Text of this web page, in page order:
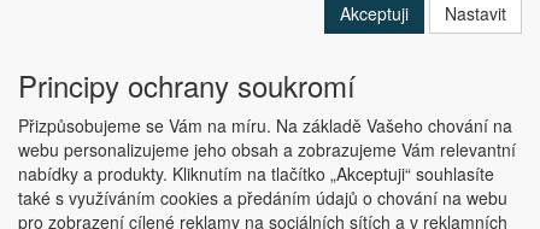
Copyright © ABRA Software a.s. 2019
Akceptuji Nastavit
Principy ochrany soukromí
Přizpůsobujeme se Vám na míru. Na základě Vašeho chování na
webu personalizujeme jeho obsah a zobrazujeme Vám relevantní
nabídky a produkty. Kliknutím na tlačítko „Akceptuji“ souhlasíte
také s využíváním cookies a předáním údajů o chování na webu
pro zobrazení cílené reklamy na sociálních sítích a v reklamních